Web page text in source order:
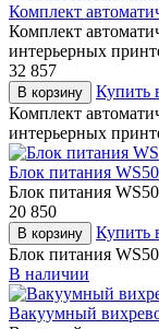
Комплект
Комплект
интерьерных
32 857
В корзину
Купить
Комплект
интерьерных
Блок питания
Блок питания
20 850
В корзину
Купить
Блок питания
В наличии
Вакуумный